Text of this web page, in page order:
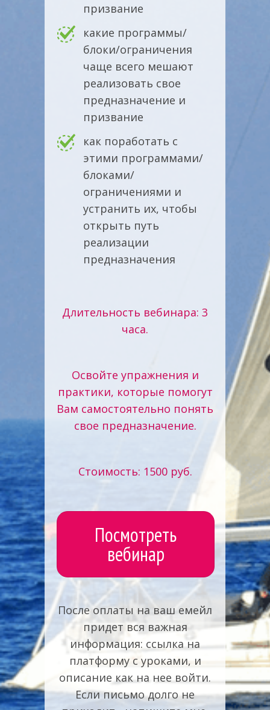
призвание
какие программы/
блоки/ограничения
чаще всего мешают
реализовать свое
предназначение и
призвание
как поработать с
этими программами/
блоками/
ограничениями и
устранить их, чтобы
открыть путь
реализации
предназначения
Длительность вебинара: 3
часа.
Освойте упражнения и
практики, которые помогут
Вам самостоятельно понять
свое предназначение.
Стоимость: 1500 руб.
Посмотреть
вебинар
После оплаты на ваш емейл
придет вся важная
информация: ссылка на
платформу с уроками, и
описание как на нее войти.
Если письмо долго не